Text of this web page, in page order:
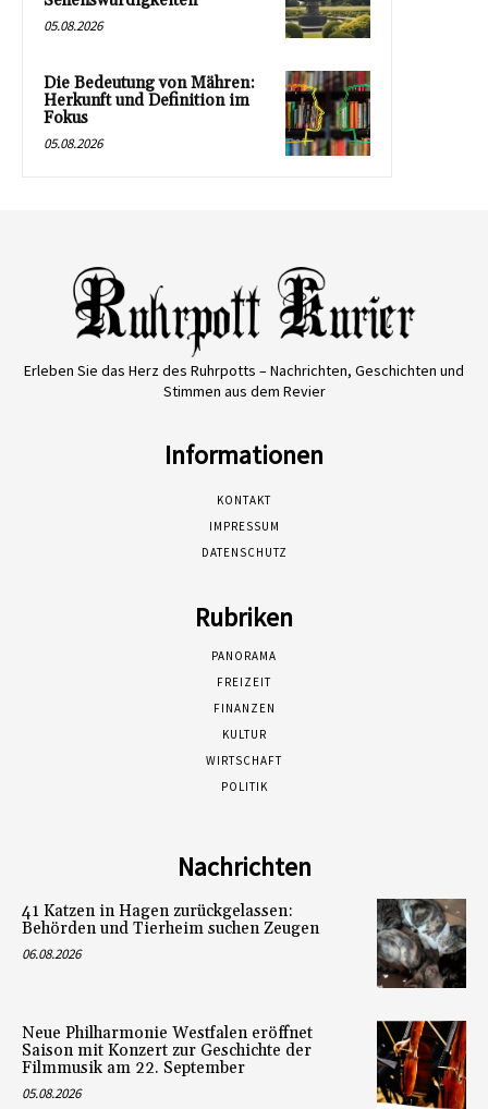
05.08.2026
Die Bedeutung von Mähren:
Herkunft und Definition im
Fokus
05.08.2026
Erleben Sie das Herz des Ruhrpotts – Nachrichten, Geschichten und
Stimmen aus dem Revier
Informationen
KONTAKT
IMPRESSUM
DATENSCHUTZ
Rubriken
PANORAMA
FREIZEIT
FINANZEN
KULTUR
WIRTSCHAFT
POLITIK
Nachrichten
41 Katzen in Hagen zurückgelassen:
Behörden und Tierheim suchen Zeugen
06.08.2026
Neue Philharmonie Westfalen eröffnet
Saison mit Konzert zur Geschichte der
Filmmusik am 22. September
05.08.2026